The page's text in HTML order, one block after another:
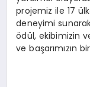
projemiz ile 17
deneyimi
ödül, ekibimizin
ve başarımızın